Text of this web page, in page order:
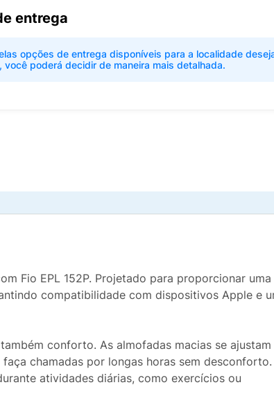
entrega
opções de entrega disponíveis para a localidade
você poderá decidir de maneira mais detalhada.
Fio EPL 152P. Projetado para proporcionar uma
compatibilidade com dispositivos Apple e
conforto. As almofadas macias se ajustam
chamadas por longas horas sem desconforto.
atividades diárias, como exercícios ou